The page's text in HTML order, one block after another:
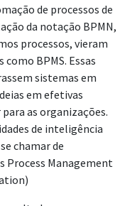
de processos de
da notação BPMN,
processos, vieram
BPMS. Essas
sistemas em
em efetivas
as organizações.
de inteligência
chamar de
Process Management